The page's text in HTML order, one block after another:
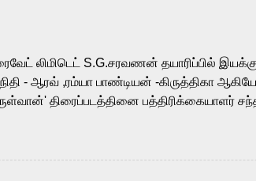
character. Adithya Menon, known for
லிமிடெட் S.G.சரவணன் தயாரிப்பில்
- ஆரவ் ,ரம்யா பாண்டியன் -கிருத்திகா
திரைப்படத்தினை பத்திரிக்கையாளர்
ரம்யா பாண்டியன், வி டி வி கணேஷ் , ஜான் விஜய்,
உள்ளிட்ட பலர் நடித்திருக்கிறார்கள். எம்.
ஜீ. வி. பிரகாஷ் குமார்